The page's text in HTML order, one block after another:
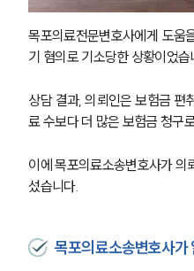
목포의료전문변호사에게 도움
기 혐의로 기소당한 상황이었습
상담 결과, 의뢰인은 보험금 편
료 수보다 더 많은 보험금 청구
이에 목포의료소송변호사가 의
섰습니다.
목포의료소송변호사가